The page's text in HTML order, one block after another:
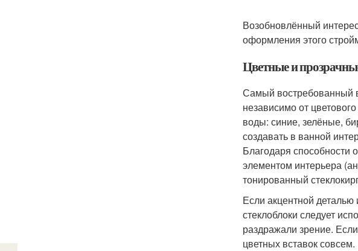
Возобновлённый
оформления этого
Цветные и
Самый востребованный
независимо от
воды: синие, зелёные,
создавать в ванной
Благодаря способности
элементом интерьера
тонированный
Если акцентной
стеклоблоки следует
раздражали зрение.
цветных вставок совсем.